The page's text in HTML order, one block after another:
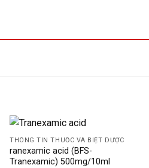
THÔNG TIN THUỐC VÀ BIỆT DƯỢC
ranexamic acid (BFS-
Tranexamic) 500mg/10ml